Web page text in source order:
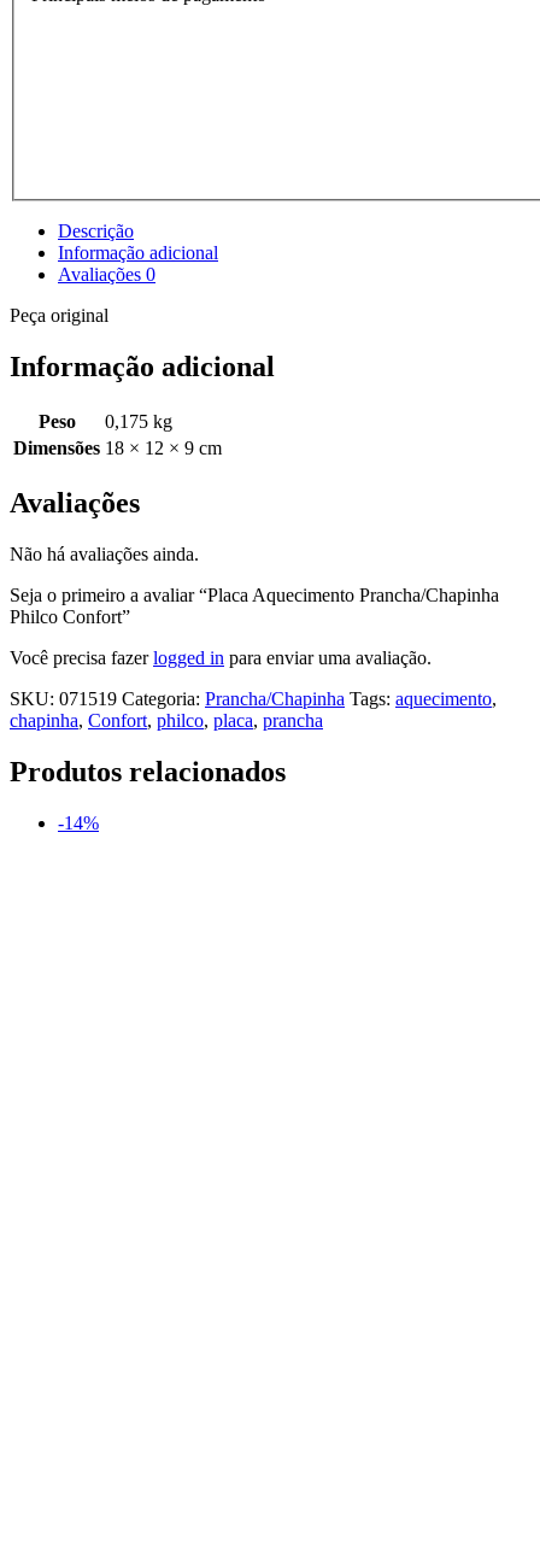
Descrição
Informação adicional
Avaliações 0
Peça original
Informação adicional
Peso
0,175 kg
Dimensões 18 × 12 × 9 cm
Avaliações
Não há avaliações ainda.
Seja o primeiro a avaliar “Placa Aquecimento Prancha/Chapinha
Philco Confort”
Você precisa fazerlogged in para enviar uma avaliação.
SKU: 071519 Categoria: Prancha/Chapinha Tags: aquecimento,
chapinha, Confort, philco, placa, prancha
Produtos relacionados
-14%